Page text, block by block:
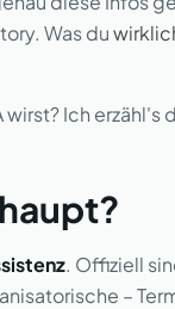
Was du
Ich erzähl's
. Offiziell
–